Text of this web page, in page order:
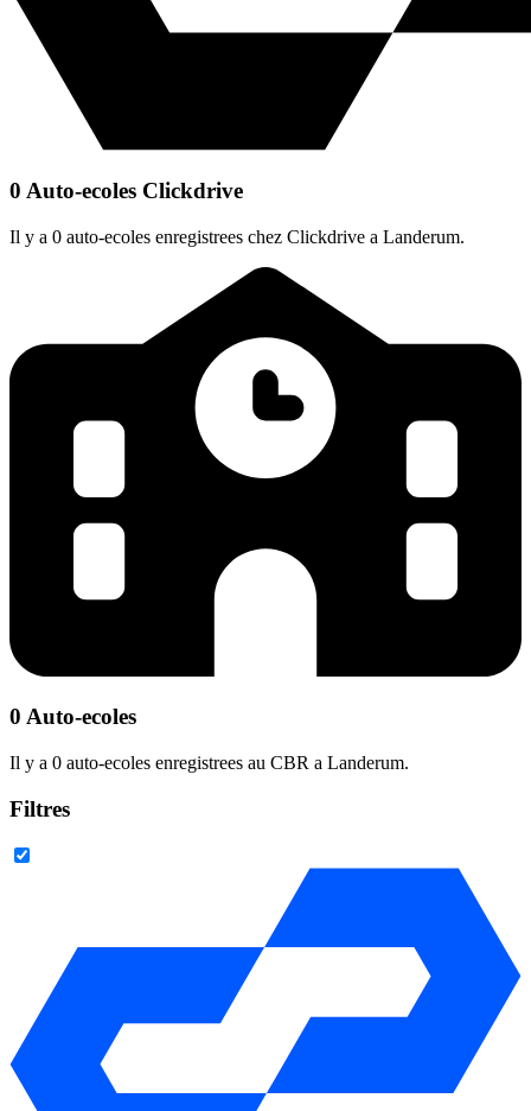
0 Auto-ecoles Clickdrive
Il y a 0 auto-ecoles enregistrees chez Clickdrive a Landerum.
0 Auto-ecoles
Il y a 0 auto-ecoles enregistrees au CBR a Landerum.
Filtres